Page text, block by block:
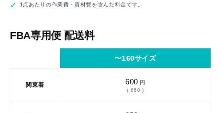
1点あたりの作業費・資材費を含んだ料金です。
FBA専用便 配送料
〜160サイズ
関東着 600 円
( 660 )